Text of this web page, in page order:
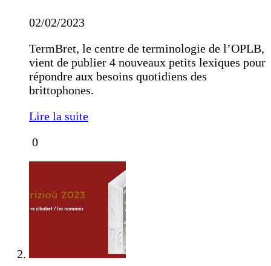
02/02/2023
TermBret, le centre de terminologie de l’OPLB,
vient de publier 4 nouveaux petits lexiques pour
répondre aux besoins quotidiens des
brittophones.
Lire la suite
0